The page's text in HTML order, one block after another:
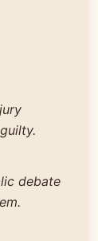
debate